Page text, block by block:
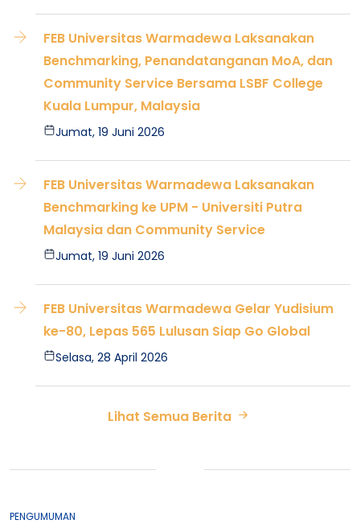
FEB Universitas Warmadewa Laksanakan
Benchmarking, Penandatanganan MoA, dan
Community Service Bersama LSBF College
Kuala Lumpur, Malaysia
Jumat, 19 Juni 2026
FEB Universitas Warmadewa Laksanakan
Benchmarking ke UPM - Universiti Putra
Malaysia dan Community Service
Jumat, 19 Juni 2026
FEB Universitas Warmadewa Gelar Yudisium
ke-80, Lepas 565 Lulusan Siap Go Global
Selasa, 28 April 2026
Lihat Semua Berita
PENGUMUMAN